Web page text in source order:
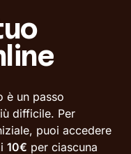
è un passo
difficile. Per
puoi accedere
10€ per ciascuna